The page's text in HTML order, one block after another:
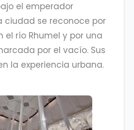
el emperador
ciudad se reconoce por
el río Rhumel y por una
por el vacío. Sus
la experiencia urbana.